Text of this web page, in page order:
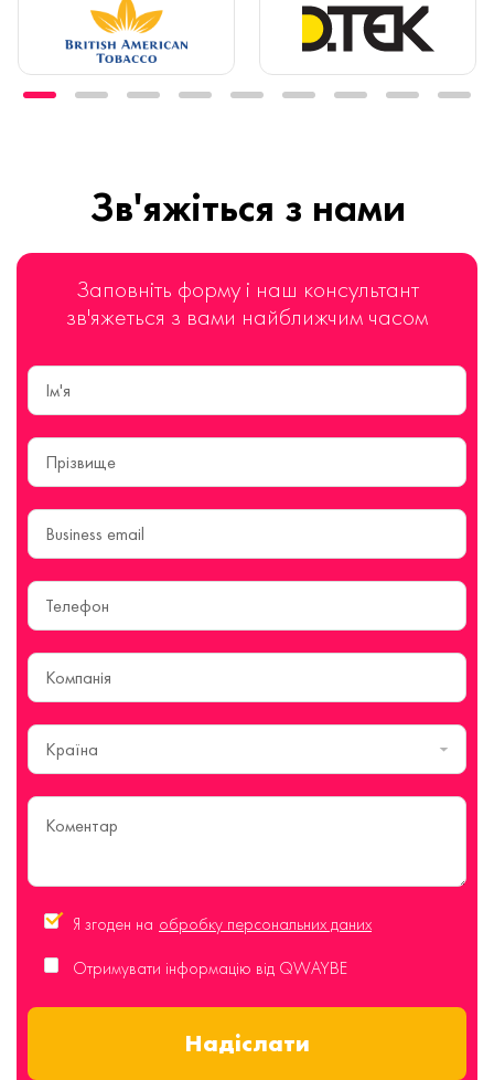
Зв'яжіться з нами
Заповніть форму і наш консультант
зв'яжеться з вами найближчим часом
Країна
Я згоден на обробку персональних даних
Отримувати інформацію від QWAYBE
Надіслати